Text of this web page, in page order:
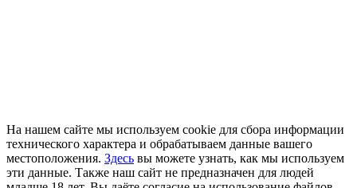
На нашем сайте мы используем cookie для сбора информации
технического характера и обрабатываем данные вашего
местоположения. Здесь вы можете узнать, как мы используем
эти данные. Также наш сайт не предназначен для людей